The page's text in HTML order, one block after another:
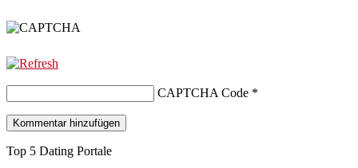
CAPTCHA Code *
Top 5 Dating Portale